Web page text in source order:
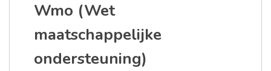
Wmo (Wet
maatschappelijke
ondersteuning)